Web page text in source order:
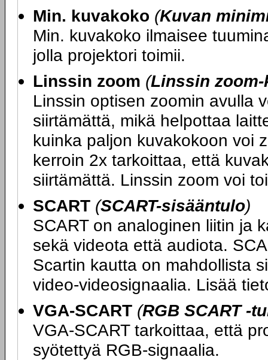
Min. kuvakoko (Kuvan
Min. kuvakoko ilmaisee
jolla projektori toimii.
Linssin zoom (Linssin
Linssin optisen zoomin avulla
siirtämättä, mikä helpottaa
kuinka paljon kuvakokoon voi
kerroin 2x tarkoittaa, että
siirtämättä. Linssin zoom voi
SCART (SCART-sisääntulo)
SCART on analoginen liitin ja
sekä videota että audiota.
Scartin kautta on mahdollista
video-videosignaalia. Lisää
VGA-SCART (RGB SCART -
VGA-SCART tarkoittaa, että
syötettyä RGB-signaalia.